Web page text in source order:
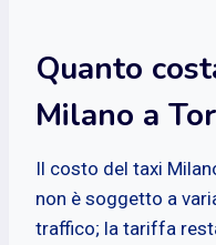
Quanto
Milano a
Il costo del taxi
non è soggetto a
traffico; la tariffa